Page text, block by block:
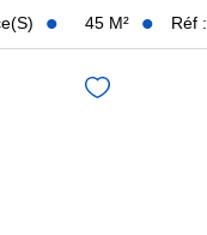
45 M² Réf :